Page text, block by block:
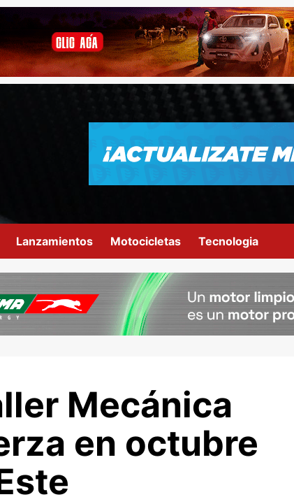
Lanzamientos Motocicletas Tecnologia
Mecánica
en octubre